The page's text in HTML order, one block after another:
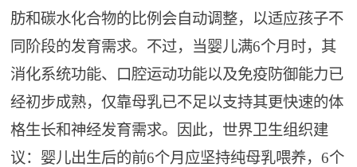
肪和碳水化合物的比例会自动调整，以适应孩子不
同阶段的发育需求。不过，当婴儿满6个月时，其
消化系统功能、口腔运动功能以及免疫防御能力已
经初步成熟，仅靠母乳已不足以支持其更快速的体
格生长和神经发育需求。因此，世界卫生组织建
议：婴儿出生后的前6个月应坚持纯母乳喂养，6个